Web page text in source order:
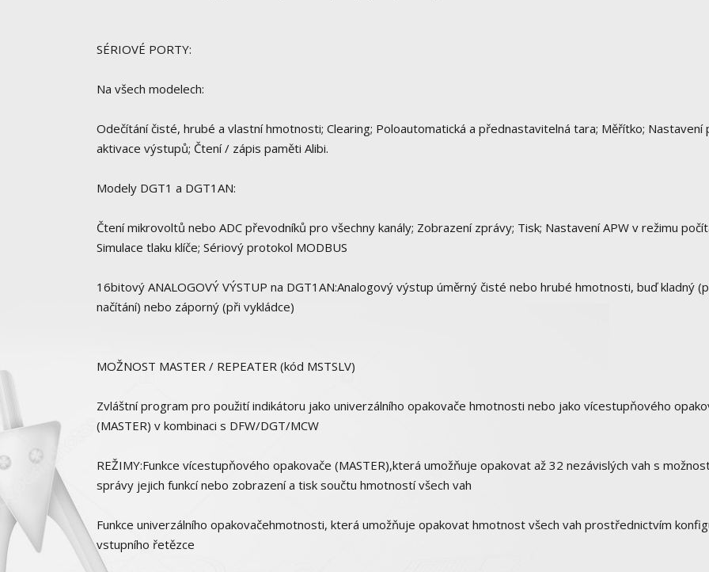
SÉRIOVÉ PORTY:
Na všech modelech:
Odečítání čisté, hrubé a vlastní hmotnosti; Clearing; Poloautomatická a přednastavitelná tara; Měřítko; Nastavení
aktivace výstupů; Čtení / zápis paměti Alibi.
Modely DGT1 a DGT1AN:
Čtení mikrovoltů nebo ADC převodníků pro všechny kanály; Zobrazení zprávy; Tisk; Nastavení APW v režimu
Simulace tlaku klíče; Sériový protokol MODBUS
16bitový ANALOGOVÝ VÝSTUP na DGT1AN:Analogový výstup úměrný čisté nebo hrubé hmotnosti, buď kladný
načítání) nebo záporný (při vykládce)
MOŽNOST MASTER / REPEATER (kód MSTSLV)
Zvláštní program pro použití indikátoru jako univerzálního opakovače hmotnosti nebo jako vícestupňového
(MASTER) v kombinaci s DFW/DGT/MCW
REŽIMY:Funkce vícestupňového opakovače (MASTER),která umožňuje opakovat až 32 nezávislých vah s
správy jejich funkcí nebo zobrazení a tisk součtu hmotností všech vah
Funkce univerzálního opakovačehmotnosti, která umožňuje opakovat hmotnost všech vah prostřednictvím
vstupního řetězce